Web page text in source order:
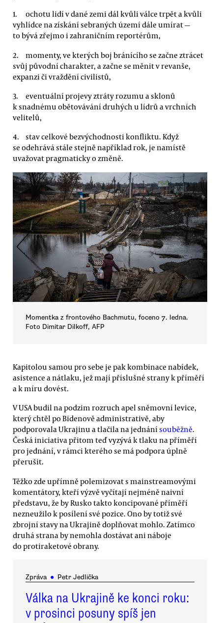
ochotu lidí v dané zemi dál kvůli válce trpět a kvůli
vyhlídce na získání sebraných území dále umírat —
to bývá zřejmo i zahraničním reportérům,
momenty, ve kterých boj bránícího se začne ztrácet
svůj původní charakter, a začne se měnit v revanše,
expanzi či vraždění civilistů,
eventuální projevy ztráty rozumu a sklonů
k snadnému obětovávání druhých u lídrů a vrchních
velitelů,
stav celkové bezvýchodnosti konfliktu. Když
se odehrává stále stejně například rok, je namístě
uvažovat pragmaticky o změně.
Momentka z frontového Bachmutu, foceno 7. ledna.
Foto Dimitar Dilkoff, AFP
Kapitolou samou pro sebe je pak kombinace nabídek,
asistence a nátlaku, jež mají příslušné strany k příměří
a k míru dovést.
V USA budil na podzim rozruch apel sněmovní levice,
který chtěl po Bidenově administrativě, aby
podporovala Ukrajinu a tlačila na jednánísouběžně.
Česká iniciativa přitom teď vyzývá k tlaku na příměří
pro jednání, v rámci kterého se má podpora úplně
přerušit.
Těžko zde upřímně polemizovat s mainstreamovými
komentátory, kteří výzvě vyčítají nejméně naivní
představu, že by Rusko takto koncipované příměří
nezneužilo k posílení své pozice. Ono by totiž své
zbrojní stavy na Ukrajině doplňovat mohlo. Zatímco
druhá strana by nemohla dostávat ani náboje
do protiraketové obrany.
Zpráva ● Petr Jedlička
Válka na Ukrajině ke konci roku:
v prosinci posuny spíš jen